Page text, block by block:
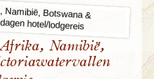
Namibië,